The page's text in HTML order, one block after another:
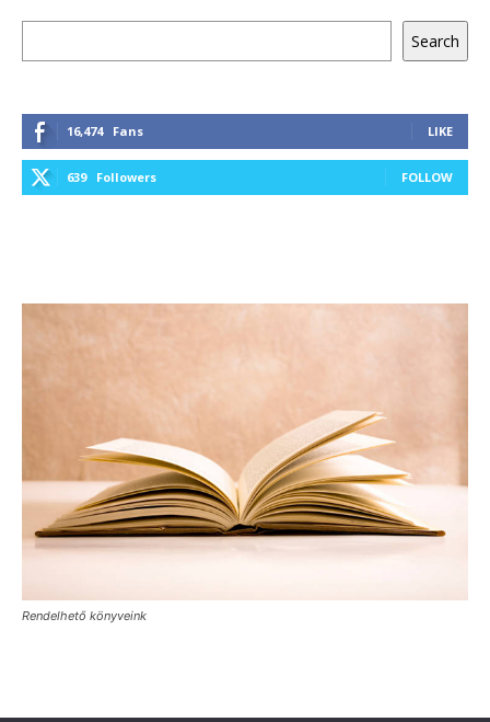
Search
16,474 Fans LIKE
639 Followers FOLLOW
Rendelhető könyveink